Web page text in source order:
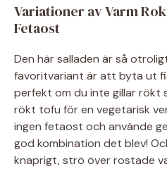
Variationer av Varm
Fetaost
Den här salladen är så
favoritvariant är att byta ut
perfekt om du inte gillar rökt
rökt tofu för en vegetarisk
ingen fetaost och använde
god kombination det blev!
knaprigt, strö över rostade